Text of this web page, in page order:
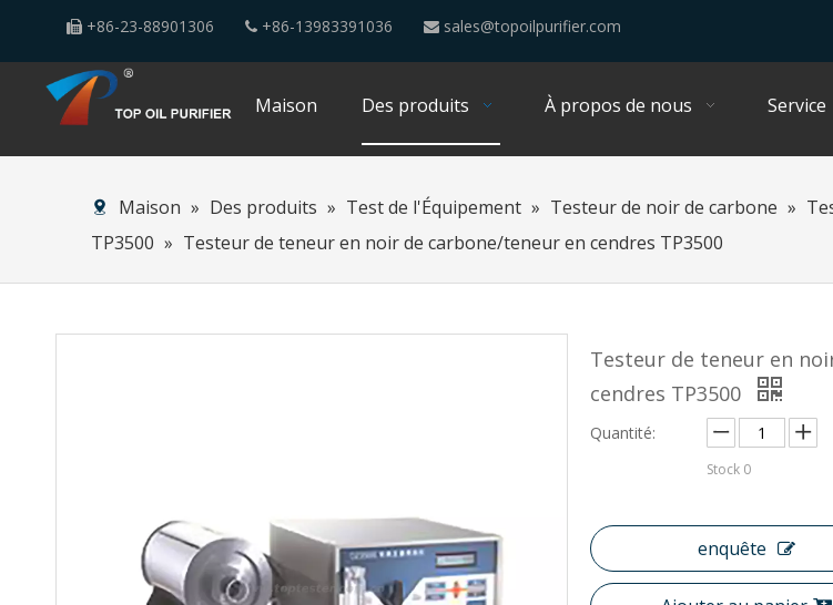
 +86-23-88901306  +86-13983391036  sales@topoilpurifier.com
Maison Des produits À propos de nous Service
Maison » Des produits » Test de l'Équipement » Testeur de noir de carbone »
TP3500 » Testeur de teneur en noir de carbone/teneur en cendres TP3500
Testeur de teneur en
cendres TP3500
Quantité:
Stock 0
enquête